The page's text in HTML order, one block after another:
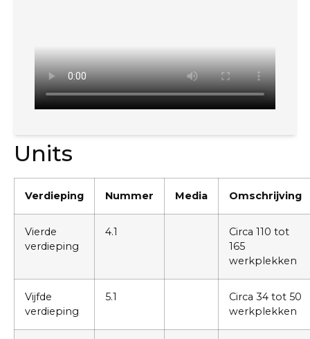
Units
Verdieping Nummer Media Omschrijving
Vierde
verdieping
4.1
Circa 110 tot
165
werkplekken
Vijfde
verdieping
5.1
Circa 34 tot 50
werkplekken